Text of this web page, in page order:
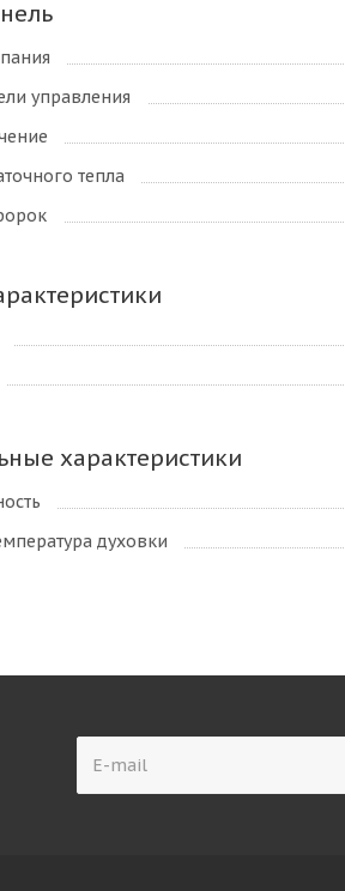
управления
тепла
характеристики
духовки